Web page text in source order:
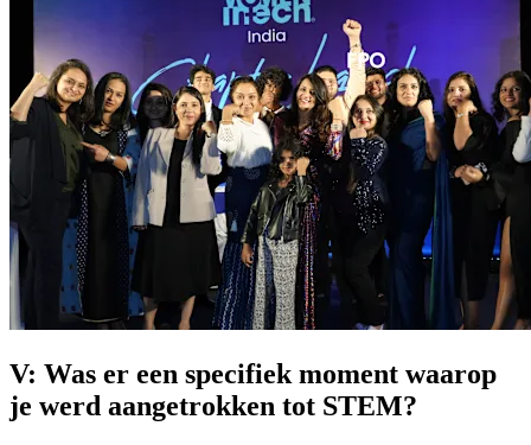
V: Was er een specifiek moment waarop
je werd aangetrokken tot STEM?